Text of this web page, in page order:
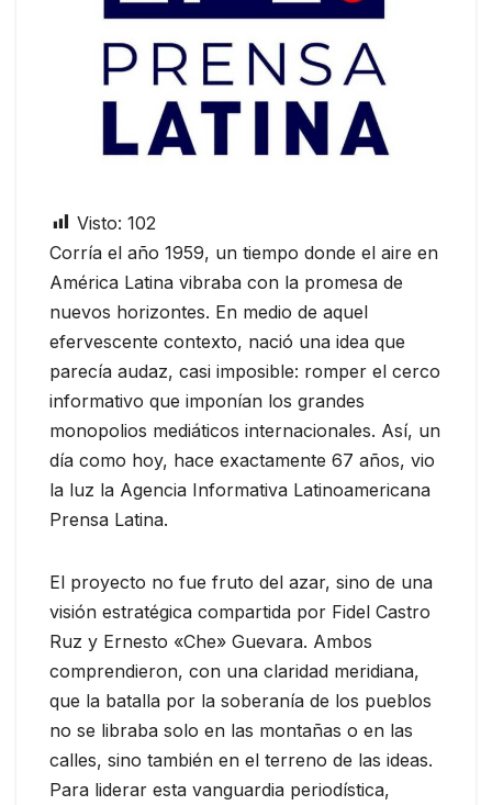
Visto: 102
Corría el año 1959, un tiempo donde el aire en
América Latina vibraba con la promesa de
nuevos horizontes. En medio de aquel
efervescente contexto, nació una idea que
parecía audaz, casi imposible: romper el cerco
informativo que imponían los grandes
monopolios mediáticos internacionales. Así, un
día como hoy, hace exactamente 67 años, vio
la luz la Agencia Informativa Latinoamericana
Prensa Latina.
El proyecto no fue fruto del azar, sino de una
visión estratégica compartida por Fidel Castro
Ruz y Ernesto «Che» Guevara. Ambos
comprendieron, con una claridad meridiana,
que la batalla por la soberanía de los pueblos
no se libraba solo en las montañas o en las
calles, sino también en el terreno de las ideas.
Para liderar esta vanguardia periodística,